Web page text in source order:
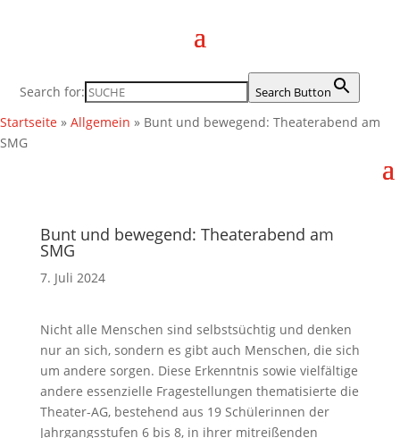
Search for: Search Button
Startseite » Allgemein » Bunt und bewegend: Theaterabend am
SMG
Bunt und bewegend: Theaterabend am
SMG
7. Juli 2024
Nicht alle Menschen sind selbstsüchtig und denken
nur an sich, sondern es gibt auch Menschen, die sich
um andere sorgen. Diese Erkenntnis sowie vielfältige
andere essenzielle Fragestellungen thematisierte die
Theater-AG, bestehend aus 19 Schülerinnen der
Jahrgangsstufen 6 bis 8, in ihrer mitreißenden